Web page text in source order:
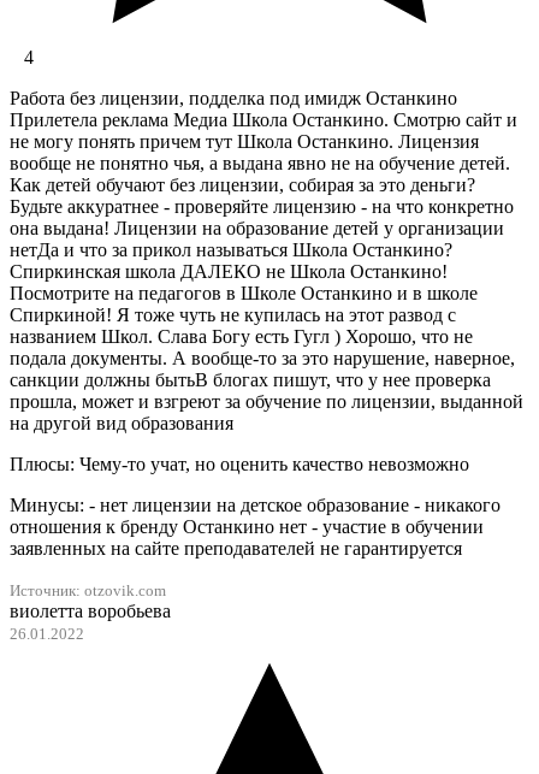
4
Работа без лицензии, подделка под имидж Останкино
Прилетела реклама Медиа Школа Останкино. Смотрю сайт и
не могу понять причем тут Школа Останкино. Лицензия
вообще не понятно чья, а выдана явно не на обучение детей.
Как детей обучают без лицензии, собирая за это деньги?
Будьте аккуратнее - проверяйте лицензию - на что конкретно
она выдана! Лицензии на образование детей у организации
нетДа и что за прикол называться Школа Останкино?
Спиркинская школа ДАЛЕКО не Школа Останкино!
Посмотрите на педагогов в Школе Останкино и в школе
Спиркиной! Я тоже чуть не купилась на этот развод с
названием Школ. Слава Богу есть Гугл ) Хорошо, что не
подала документы. А вообще-то за это нарушение, наверное,
санкции должны бытьВ блогах пишут, что у нее проверка
прошла, может и взгреют за обучение по лицензии, выданной
на другой вид образования
Плюсы: Чему-то учат, но оценить качество невозможно
Минусы: - нет лицензии на детское образование - никакого
отношения к бренду Останкино нет - участие в обучении
заявленных на сайте преподавателей не гарантируется
Источник: otzovik.com
виолетта воробьева
26.01.2022